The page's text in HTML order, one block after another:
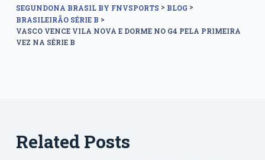
SEGUNDONA BRASIL BY FNVSPORTS > BLOG >
BRASILEIRÃO SÉRIE B >
VASCO VENCE VILA NOVA E DORME NO G4 PELA PRIMEIRA
VEZ NA SÉRIE B
Related Posts